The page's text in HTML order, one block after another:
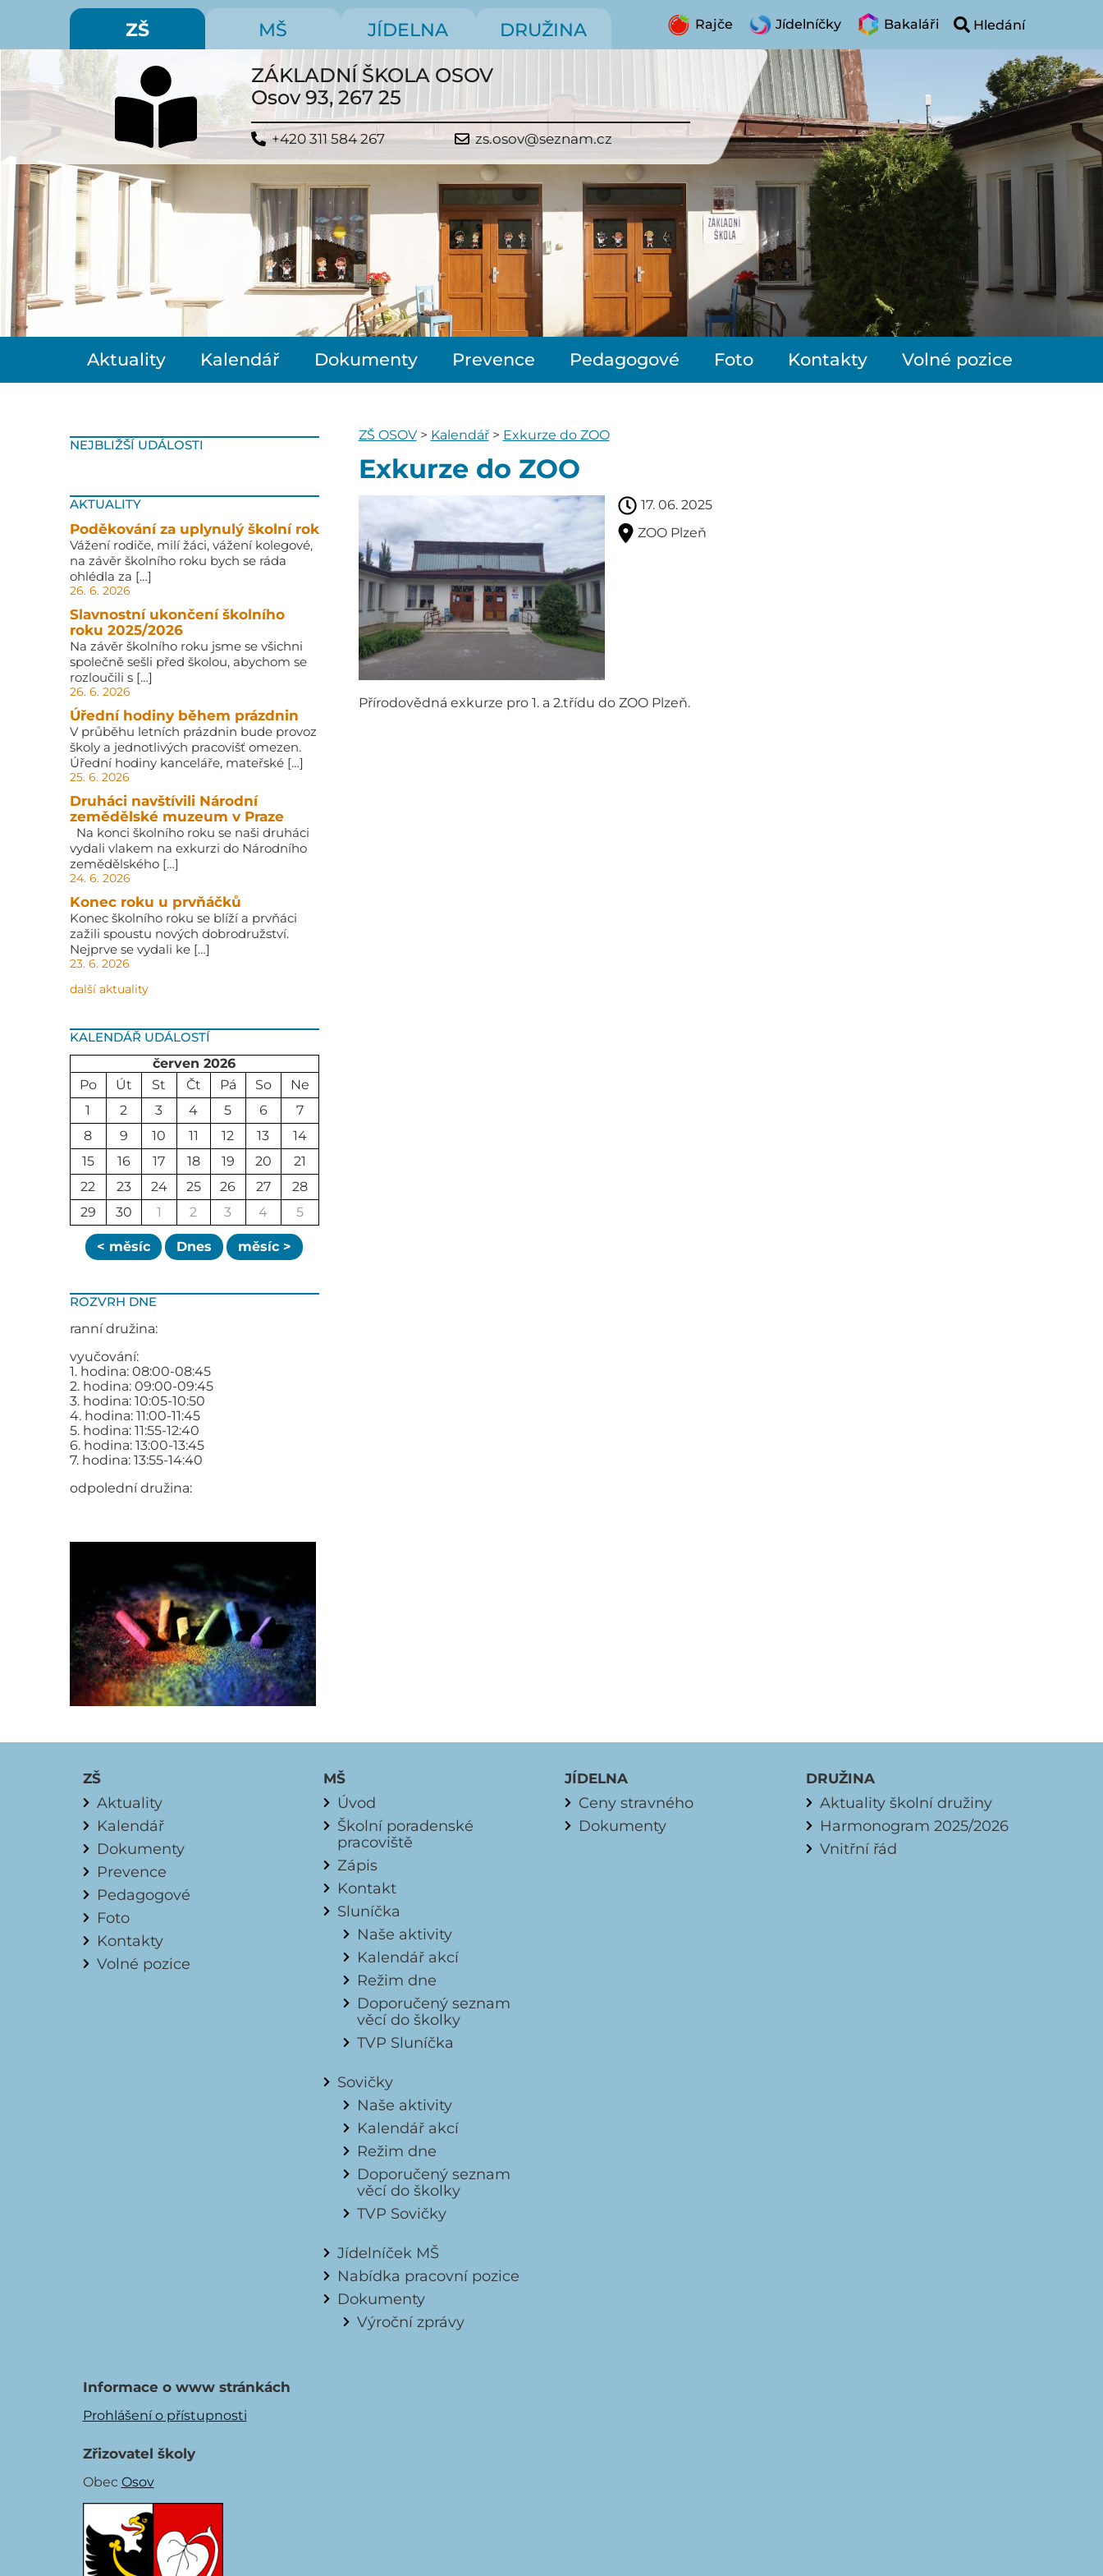
ZŠ MŠ JÍDELNA DRUŽINA Rajče Jídelníčky Bakaláři
ZÁKLADNÍ ŠKOLA OSOV
Osov 93, 267 25
+420 311 584 267 zs.osov@seznam.cz
Aktuality Kalendář Dokumenty Prevence Pedagogové Foto Kontakty Volné pozice
NEJBLIŽŠÍ UDÁLOSTI
AKTUALITY
Poděkování za uplynulý školní rok
Vážení rodiče, milí žáci, vážení kolegové,
na závěr školního roku bych se ráda
ohlédla za […]
26. 6. 2026
Slavnostní ukončení školního
roku 2025/2026
Na závěr školního roku jsme se všichni
společně sešli před školou, abychom se
rozloučili s […]
26. 6. 2026
Úřední hodiny během prázdnin
V průběhu letních prázdnin bude provoz
školy a jednotlivých pracovišť omezen.
Úřední hodiny kanceláře, mateřské […]
25. 6. 2026
Druháci navštívili Národní
zemědělské muzeum v Praze
Na konci školního roku se naši druháci
vydali vlakem na exkurzi do Národního
zemědělského […]
24. 6. 2026
Konec roku u prvňáčků
Konec školního roku se blíží a prvňáci
zažili spoustu nových dobrodružství.
Nejprve se vydali ke […]
23. 6. 2026
další aktuality
KALENDÁŘ UDÁLOSTÍ
červen 2026
Po
Út St Čt Pá So
Ne
1
2 3 4 5 6
7
8
9 10 11 12 13
14
15
16 17 18 19 20
21
22
23 24 25 26 27
28
29
30 1 2 3 4 5
< měsíc Dnes měsíc >
ROZVRH DNE
ranní družina:
vyučování:
1. hodina: 08:00-08:45
2. hodina: 09:00-09:45
3. hodina: 10:05-10:50
4. hodina: 11:00-11:45
5. hodina: 11:55-12:40
6. hodina: 13:00-13:45
7. hodina: 13:55-14:40
odpolední družina:
ZŠ OSOV> Kalendář> Exkurze do ZOO
Exkurze do ZOO
17. 06. 2025
ZOO Plzeň
Přírodovědná exkurze pro 1. a 2.třídu do ZOO Plzeň.
ZŠ
Aktuality
Kalendář
Dokumenty
Prevence
Pedagogové
Foto
Kontakty
Volné pozice
MŠ
Úvod
Školní poradenské
pracoviště
Zápis
Kontakt
Sluníčka
Naše aktivity
Kalendář akcí
Režim dne
Doporučený seznam
věcí do školky
TVP Sluníčka
Sovičky
Naše aktivity
Kalendář akcí
Režim dne
Doporučený seznam
věcí do školky
TVP Sovičky
Jídelníček MŠ
Nabídka pracovní pozice
Dokumenty
Výroční zprávy
JÍDELNA
Ceny stravného
Dokumenty
DRUŽINA
Aktuality školní družiny
Harmonogram 2025/2026
Vnitřní řád
Informace o www stránkách
Prohlášení o přístupnosti
Zřizovatel školy
Obec Osov